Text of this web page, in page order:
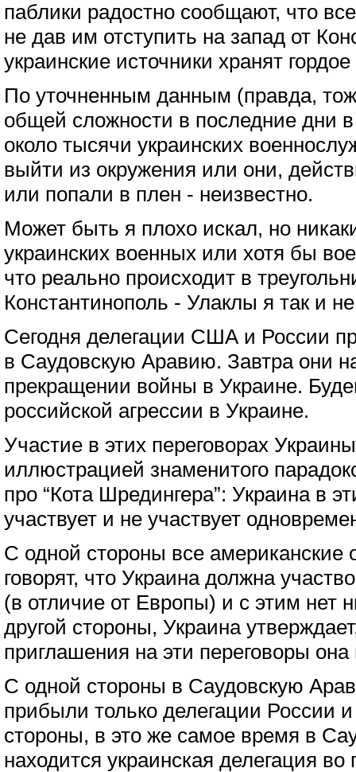
паблики радостно сообщают, что
не дав им отступить на запад от
украинские источники хранят
По уточненным данным (правда,
общей сложности в последние дни в
около тысячи украинских
выйти из окружения или они,
или попали в плен - неизвестно.
Может быть я плохо искал, но
украинских военных или хотя бы
что реально происходит в
Константинополь - Улаклы я так и
Сегодня делегации США и России
в Саудовскую Аравию. Завтра они
прекращении войны в Украине.
российской агрессии в Украине.
Участие в этих переговорах
иллюстрацией знаменитого
про “Кота Шредингера”: Украина в
участвует и не участвует
С одной стороны все
говорят, что Украина должна
(в отличие от Европы) и с этим нет
другой стороны, Украина
приглашения на эти переговоры она
С одной стороны в Саудовскую
прибыли только делегации России
стороны, в это же самое время в
находится украинская делегация